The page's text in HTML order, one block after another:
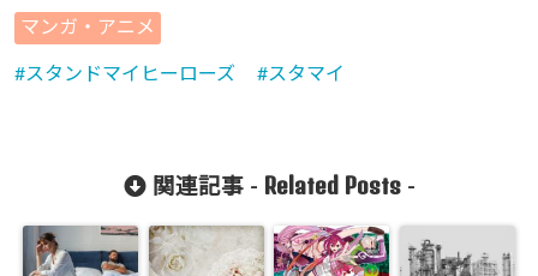
マンガ・アニメ
スタンドマイヒーローズ スタマイ
関連記事 - Related Posts-